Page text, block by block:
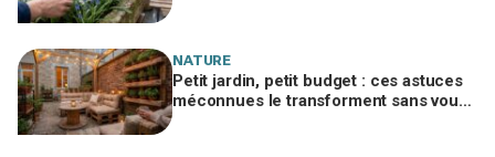
NATURE
Petit jardin, petit budget : ces astuces
méconnues le transforment sans vous